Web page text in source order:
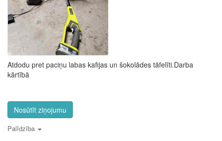
Atdodu pret paciņu labas kafijas un šokolādes tāfelīti.Darba
kārtībā
Nosūtīt ziņojumu
Palīdzība